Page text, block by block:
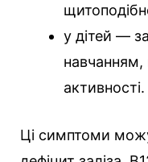
у дітей —
навчанням,
активності.
Ці симптоми